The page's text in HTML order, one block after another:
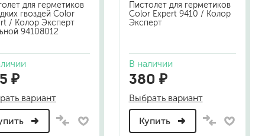
аэрозольные смазки
полироли для пластика
очистители двигателя
очистители тормозов
для герметиков
гвоздей Color
/ Колор Эксперт
94108012
₽
вариант
Пистолет для герметиков
Color Expert 9410 / Колор
Эксперт
В наличии
380 ₽
Выбрать вариант
Купить